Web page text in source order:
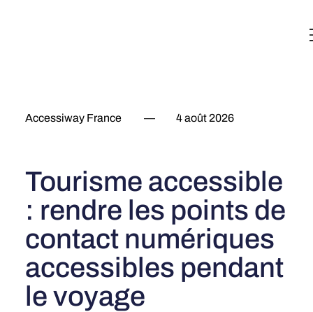
Accessiway France — 4 août 2026
Tourisme accessible
: rendre les points de
contact numériques
accessibles pendant
le voyage